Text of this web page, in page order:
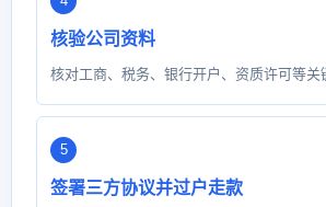
核验公司资料
核对工商、税务、银行开户、资质许可等关
签署三方协议并过户走款